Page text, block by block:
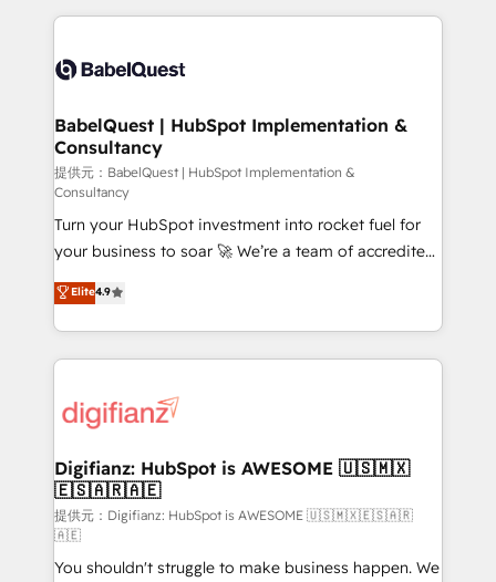
scalable retainers. Let’s make HubSpot your most
powerful growth engine. Built to convert, scale, and
and team training • CRM migration: Salesforce,
Custom API integrations & ERP systems inc. SAP and
super skilled members) • 150+ Clients for Sales Hub,
Marketing Hub, Service Hub, Data Hub and Website
(CMS) • ISO/IEC 27001:2022, ISO 9001:2015 and
now... ISO 42001: 2023 certified • Exclusive AI
'GuardHub' governance framework, based on ISO
42001 - helping you 'organise complexity' 𝗥𝗲𝗮𝗱𝘆
𝗳𝗼𝗿 𝘁𝗵𝗲 𝗻𝗲𝘅𝘁 𝘀𝘁𝗲𝗽? Click the 👈 '𝗖𝗼𝗻𝘁𝗮𝗰𝘁
𝗯𝘂𝘀𝗶𝗻𝗲𝘀𝘀' button to get in touch (𝘸𝘦'𝘳𝘦 𝘴𝘶𝘱𝘦𝘳
𝘳𝘦𝘴𝘱𝘰𝘯𝘴𝘪𝘷𝘦)
BabelQuest | HubSpot Implementation &
Consultancy
提供元：BabelQuest | HubSpot Implementation &
Consultancy
Turn your HubSpot investment into rocket fuel for
your business to soar 🚀 We’re a team of accredited
HubSpot experts ready to help you. We can
implement the platform into complex business
environments, optimise what you've got and make
sure you can actually use it, build your website in
for you and execute it on HubSpot. We are on the
framework, meaning we've been accredited by
HubSpot and vetted by the CCS, which means we
can support public sector companies as well the
other ones listed in our profile. Our services: -
HubSpot implementation - HubSpot CMS website
Elite4.9
Digifianz: HubSpot is AWESOME 🇺🇸🇲🇽
🇪🇸🇦🇷🇦🇪
提供元：Digifianz: HubSpot is AWESOME 🇺🇸🇲🇽🇪🇸🇦🇷
🇦🇪
You shouldn't struggle to make business happen. We